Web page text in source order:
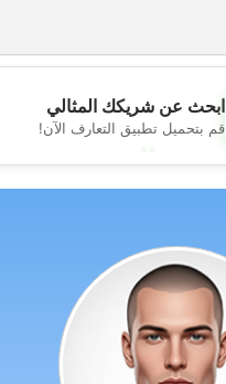
💕
ابحث عن شريكك المثالي
قم بتحميل تطبيق التعارف الآن!